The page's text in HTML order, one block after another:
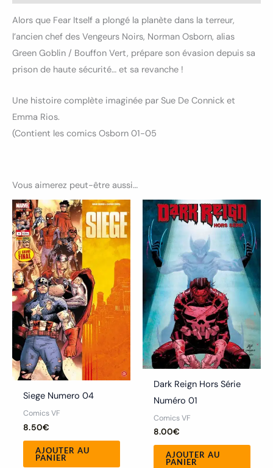
Alors que Fear Itself a plongé la planète dans la terreur,
l’ancien chef des Vengeurs Noirs, Norman Osborn, alias
Green Goblin / Bouffon Vert, prépare son évasion depuis sa
prison de haute sécurité… et sa revanche !
Une histoire complète imaginée par Sue De Connick et
Emma Rios.
(Contient les comics Osborn 01-05
Vous aimerez peut-être aussi…
Siege Numero 04
Comics VF
8.50€
AJOUTER AU
PANIER
Dark Reign Hors Série
Numéro 01
Comics VF
8.00€
AJOUTER AU
PANIER